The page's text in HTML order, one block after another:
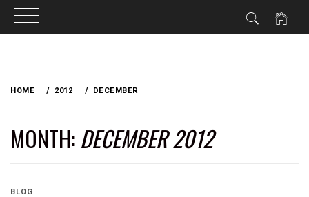
HOME 2012 DECEMBER
MONTH:DECEMBER 2012
BLOG